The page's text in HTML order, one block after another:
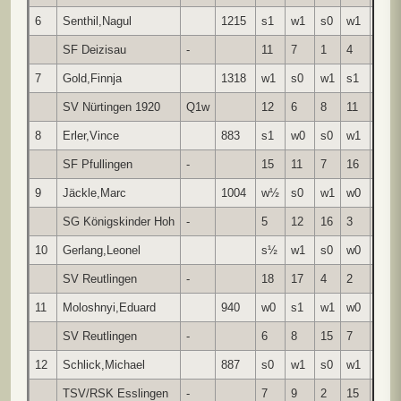
6 Senthil,Nagul 1215 s1 w1 s0 w1
SF Deizisau - 11 7 1 4
7 Gold,Finnja 1318 w1 s0 w1 s1
SV Nürtingen 1920 Q1w 12 6 8 11
8 Erler,Vince 883 s1 w0 s0 w1
SF Pfullingen - 15 11 7 16
9 Jäckle,Marc 1004 w½ s0 w1 w0
SG Königskinder Hoh - 5 12 16 3
10 Gerlang,Leonel s½ w1 s0 w0
SV Reutlingen - 18 17 4 2
11 Moloshnyi,Eduard 940 w0 s1 w1 w0
SV Reutlingen - 6 8 15 7
12 Schlick,Michael 887 s0 w1 s0 w1
TSV/RSK Esslingen - 7 9 2 15